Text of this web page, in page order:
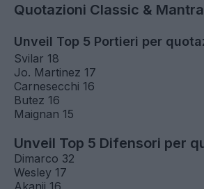
McKennie M/C --> C
Mandragora M/C --> C
Ndour M/C --> C
Cambi ruolo Mantra
Malen A --> Pc
Diouf C --> E/C
Samardzic T --> C/T
Ellertsson C/W --> E/C
Dia Pc --> A
Cambiaghi A --> W e A